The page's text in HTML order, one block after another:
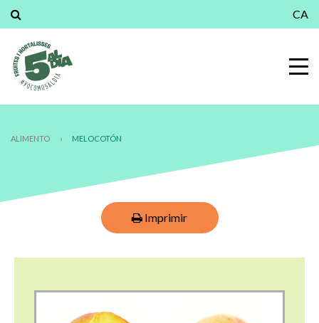
CA
ALIMENTO › MELOCOTÓN
Imprimir